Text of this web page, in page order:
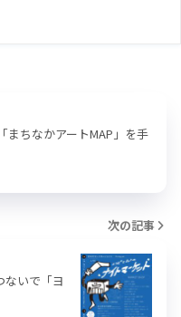
まちなかアートMAP」を手
次の記事
ないで「ヨ